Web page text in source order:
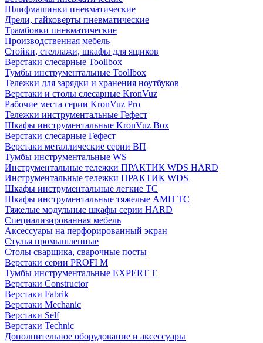
Шлифмашинки пневматические
Дрели, гайковерты пневматические
Трамбовки пневматические
Производственная мебель
Стойки, стеллажи, шкафы для ящиков
Верстаки слесарные Toollbox
Тумбы инструментальные Toollbox
Тележки для зарядки и хранения ноутбуков
Верстаки и столы слесарные KronVuz
Рабочие места серии KronVuz Pro
Тележки инструментальные Гефест
Шкафы инструментальные KronVuz Box
Верстаки слесарные Гефест
Верстаки металлические серии ВП
Тумбы инструментальные WS
Инструментальные тележки ПРАКТИК WDS HARD
Инструментальные тележки ПРАКТИК WDS
Шкафы инструментальные легкие ТС
Шкафы инструментальные тяжелые AMH TC
Тяжелые модульные шкафы серии HARD
Cпециализированная мебель
Аксессуары на перфорированный экран
Стулья промышленные
Столы сварщика, сварочные посты
Верстаки серии PROFI M
Тумбы инструментальные EXPERT T
Верстаки Constructor
Верстаки Fabrik
Верстаки Mechanic
Верстаки Self
Верстаки Technic
Дополнительное оборудование и аксессуары